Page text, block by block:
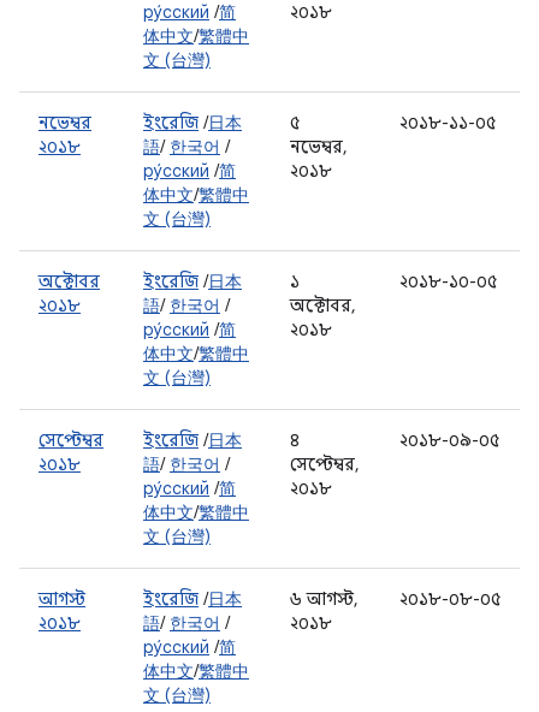
ру́сский /简
体中文/繁體中
文 (台灣)
২০১৮
নভেম্বর
২০১৮
ইংরেজি /日本
語/ 한국어 /
ру́сский /简
体中文/繁體中
文 (台灣)
৫
নভেম্বর,
২০১৮
২০১৮-১১-০৫
অক্টোবর
২০১৮
ইংরেজি /日本
語/ 한국어 /
ру́сский /简
体中文/繁體中
文 (台灣)
১
অক্টোবর,
২০১৮
২০১৮-১০-০৫
সেপ্টেম্বর
২০১৮
ইংরেজি /日本
語/ 한국어 /
ру́сский /简
体中文/繁體中
文 (台灣)
৪
সেপ্টেম্বর,
২০১৮
২০১৮-০৯-০৫
আগস্ট
২০১৮
ইংরেজি /日本
語/ 한국어 /
ру́сский /简
体中文/繁體中
文 (台灣)
৬ আগস্ট,
২০১৮
২০১৮-০৮-০৫